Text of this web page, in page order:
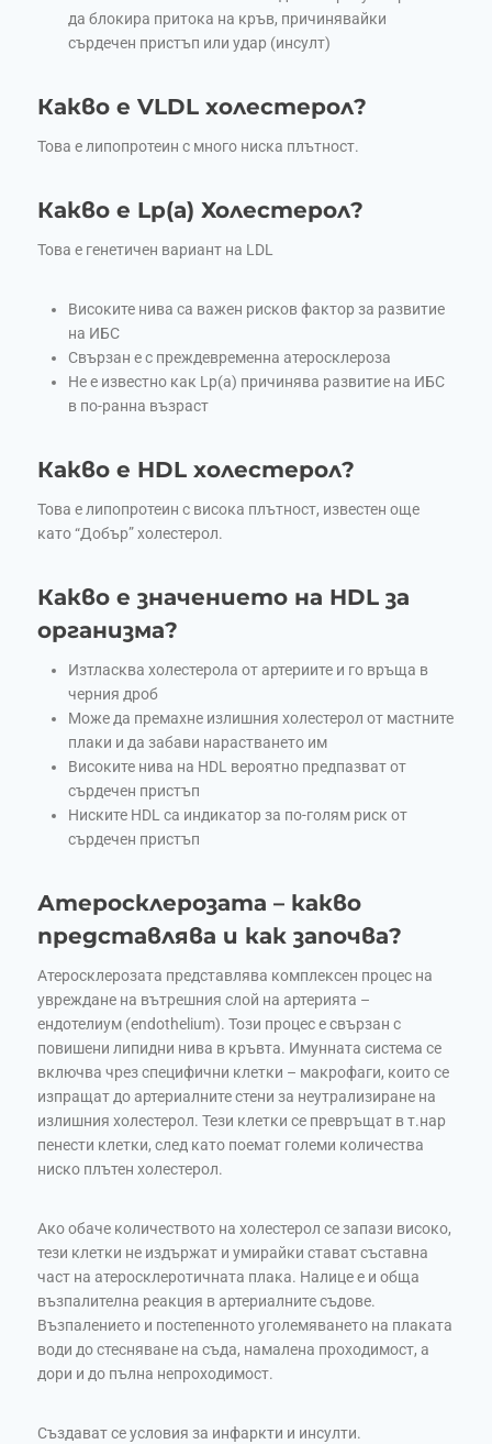
да блокира притока на кръв, причинявайки
сърдечен пристъп или удар (инсулт)
Какво е VLDL холестерол?
Това е липопротеин с много ниска плътност.
Какво е Lp(a) Холестерол?
Това е генетичен вариант на LDL
Високите нива са важен рисков фактор за развитие
на ИБС
Свързан е с преждевременна атеросклероза
Не е известно как Lp(a) причинява развитие на ИБС
в по-ранна възраст
Какво е HDL холестерол?
Това е липопротеин с висока плътност, известен още
като “Добър” холестерол.
Какво е значението на HDL за
организма?
Изтласква холестерола от артериите и го връща в
черния дроб
Може да премахне излишния холестерол от мастните
плаки и да забави нарастването им
Високите нива на HDL вероятно предпазват от
сърдечен пристъп
Ниските HDL са индикатор за по-голям риск от
сърдечен пристъп
Атеросклерозата – какво
представлява и как започва?
Атеросклерозата представлява комплексен процес на
увреждане на вътрешния слой на артерията –
ендотелиум (endothelium). Този процес е свързан с
повишени липидни нива в кръвта. Имунната система се
включва чрез специфични клетки – макрофаги, които се
изпращат до артериалните стени за неутрализиране на
излишния холестерол. Тези клетки се превръщат в т.нар
пенести клетки, след като поемат големи количества
ниско плътен холестерол.
Ако обаче количеството на холестерол се запази високо,
тези клетки не издържат и умирайки стават съставна
част на атеросклеротичната плака. Налице е и обща
възпалителна реакция в артериалните съдове.
Възпалението и постепенното уголемяването на плаката
води до стесняване на съда, намалена проходимост, а
дори и до пълна непроходимост.
Създават се условия за инфаркти и инсулти.